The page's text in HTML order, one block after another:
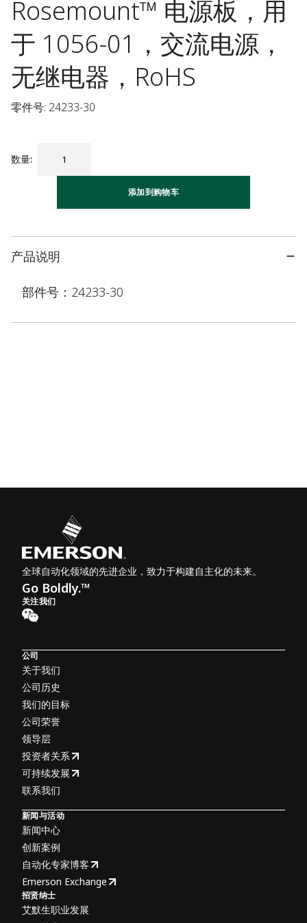
Rosemount™ 电源板，用
于 1056-01，交流电源，
无继电器，RoHS
零件号: 24233-30
数量:
添加到购物车
产品说明
部件号：24233-30
全球自动化领域的先进企业，致力于构建自主化的未来。
Go Boldly.™
关注我们
公司
关于我们
公司历史
我们的目标
公司荣誉
领导层
投资者关系
可持续发展
联系我们
新闻与活动
新闻中心
创新案例
自动化专家博客
Emerson Exchange
招贤纳士
艾默生职业发展